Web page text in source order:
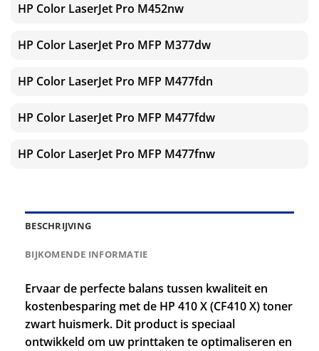
HP Color LaserJet Pro M452nw
HP Color LaserJet Pro MFP M377dw
HP Color LaserJet Pro MFP M477fdn
HP Color LaserJet Pro MFP M477fdw
HP Color LaserJet Pro MFP M477fnw
BESCHRIJVING
BIJKOMENDE INFORMATIE
Ervaar de perfecte balans tussen kwaliteit en
kostenbesparing met de HP 410 X (CF410 X) toner
zwart huismerk. Dit product is speciaal
ontwikkeld om uw printtaken te optimaliseren en